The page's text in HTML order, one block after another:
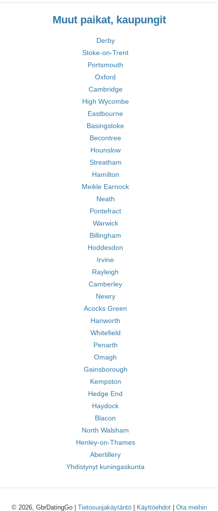
Muut paikat, kaupungit
Derby
Stoke-on-Trent
Portsmouth
Oxford
Cambridge
High Wycombe
Eastbourne
Basingstoke
Becontree
Hounslow
Streatham
Hamilton
Meikle Earnock
Neath
Pontefract
Warwick
Billingham
Hoddesdon
Irvine
Rayleigh
Camberley
Newry
Acocks Green
Hanworth
Whitefield
Penarth
Omagh
Gainsborough
Kempston
Hedge End
Haydock
Blacon
North Walsham
Henley-on-Thames
Abertillery
Yhdistynyt kuningaskunta
© 2026, GbrDatingGo | Tietosuojakäytäntö| Käyttöehdot| Ota meihin